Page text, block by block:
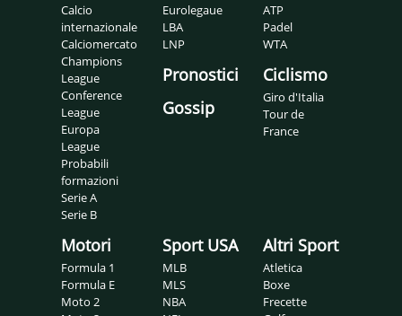
Calcio
internazionale
Calciomercato
Champions
League
Conference
League
Europa
League
Probabili
formazioni
Serie A
Serie B
Eurolegaue
LBA
LNP
Pronostici
Gossip
ATP
Padel
WTA
Ciclismo
Giro d'Italia
Tour de
France
Motori
Formula 1
Formula E
Moto 2
Sport USA
MLB
MLS
NBA
Altri Sport
Atletica
Boxe
Frecette